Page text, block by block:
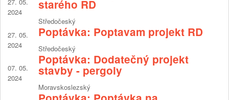
2024
starého RD
Středočeský
27. 05.
2024
Poptávka: Poptavam projekt RD
Středočeský
07. 05.
2024
Poptávka: Dodatečný projekt
stavby - pergoly
Moravskoslezský